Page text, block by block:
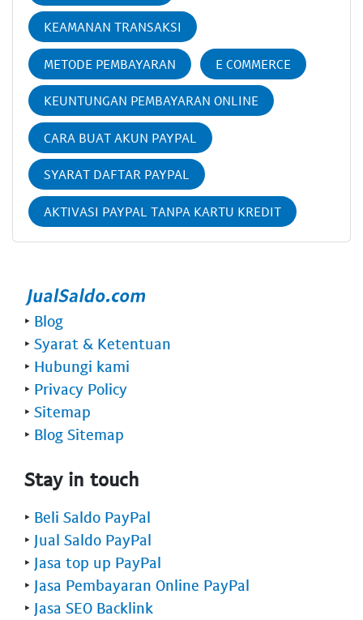
KEAMANAN TRANSAKSI
METODE PEMBAYARAN E COMMERCE
KEUNTUNGAN PEMBAYARAN ONLINE
CARA BUAT AKUN PAYPAL
SYARAT DAFTAR PAYPAL
AKTIVASI PAYPAL TANPA KARTU KREDIT
‣ Blog
‣ Syarat & Ketentuan
‣ Hubungi kami
‣ Privacy Policy
‣ Sitemap
‣ Blog Sitemap
Stay in touch
‣ Beli Saldo PayPal
‣ Jual Saldo PayPal
‣ Jasa top up PayPal
‣ Jasa Pembayaran Online PayPal
‣ Jasa SEO Backlink